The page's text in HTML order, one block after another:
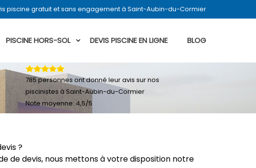
piscine gratuit et sans engagement à Saint-Aubin-du-Cormier
PISCINE HORS-SOL DEVIS PISCINE EN LIGNE BLOG
?
de devis, nous mettons à votre disposition notre
785personnes ont donné leuravis sur nos
piscinistes à Saint-Aubin-du-Cormier
Note moyenne:4,5/5